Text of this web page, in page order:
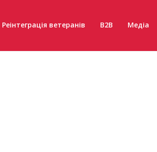
Реінтеграція ветеранів B2B Медіа